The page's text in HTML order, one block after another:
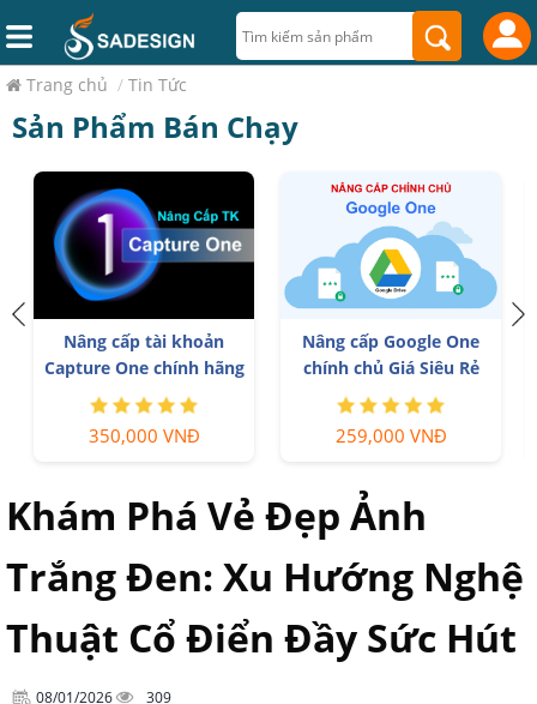
Trang chủ / Tin Tức
Sản Phẩm Bán Chạy
Nâng cấp tài khoản
Capture One chính hãng
350,000 VNĐ
Nâng cấp Google One
chính chủ Giá Siêu Rẻ
259,000 VNĐ
Khám Phá Vẻ Đẹp Ảnh
Trắng Đen: Xu Hướng Nghệ
Thuật Cổ Điển Đầy Sức Hút
08/01/2026 309